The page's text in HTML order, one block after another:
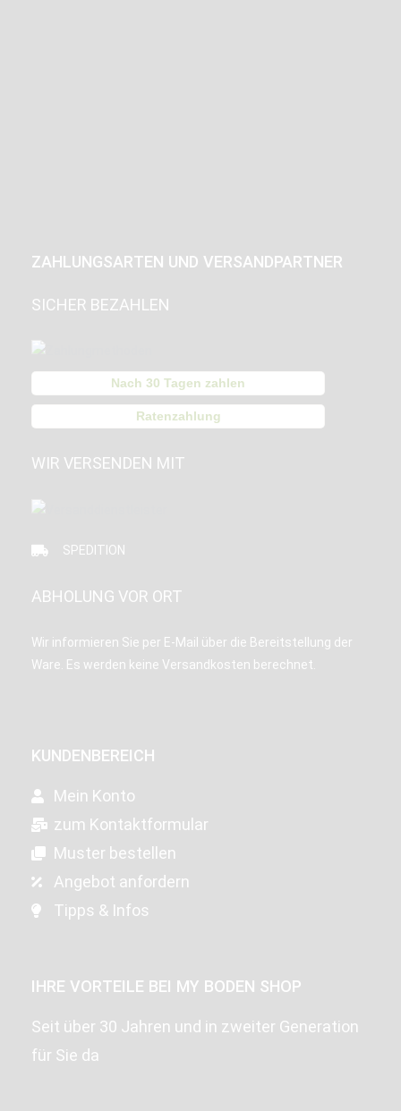
ZAHLUNGSARTEN UND VERSANDPARTNER
SICHER BEZAHLEN
Nach 30 Tagen zahlen
Ratenzahlung
WIR VERSENDEN MIT
SPEDITION
ABHOLUNG VOR ORT
Wir informieren Sie per E-Mail über die Bereitstellung der
Ware. Es werden keine Versandkosten berechnet.
KUNDENBEREICH
Mein Konto
zum Kontaktformular
Muster bestellen
Angebot anfordern
Tipps & Infos
IHRE VORTEILE BEI MY BODEN SHOP
Seit über 30 Jahren und in zweiter Generation
für Sie da